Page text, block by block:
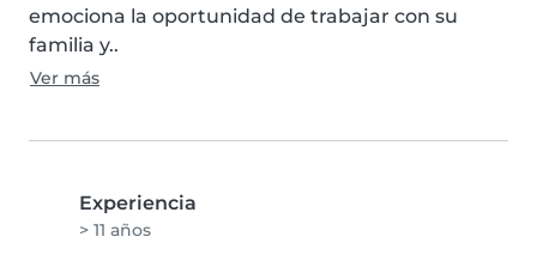
emociona la oportunidad de trabajar con su
familia y..
Ver más
Experiencia
> 11 años